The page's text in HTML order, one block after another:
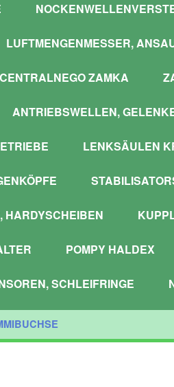
LUFTMENGENMESSER,
ZAMKA
ANTRIEBSWELLEN,
LENKSÄULEN
HARDYSCHEIBEN
POMPY HALDEX
SCHLEIFRINGE